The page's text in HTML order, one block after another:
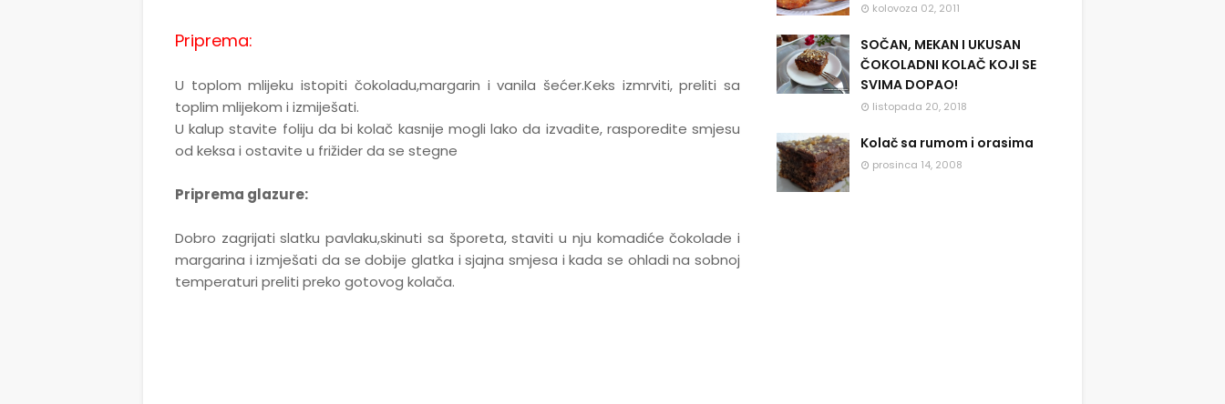
Priprema:
U toplom mlijeku istopiti čokoladu,margarin i vanila šećer.Keks izmrviti, preliti sa
toplim mlijekom i izmiješati.
U kalup stavite foliju da bi kolač kasnije mogli lako da izvadite, rasporedite smjesu
od keksa i ostavite u frižider da se stegne
Priprema glazure:
Dobro zagrijati slatku pavlaku,skinuti sa šporeta, staviti u nju komadiće čokolade i
margarina i izmješati da se dobije glatka i sjajna smjesa i kada se ohladi na sobnoj
temperaturi preliti preko gotovog kolača.
kolovoza 02, 2011
SOČAN, MEKAN I UKUSAN
ČOKOLADNI KOLAČ KOJI SE
SVIMA DOPAO!
listopada 20, 2018
Kolač sa rumom i orasima
prosinca 14, 2008